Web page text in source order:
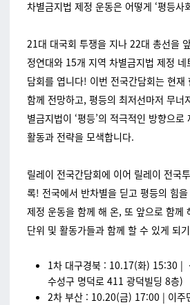
차별금지법 제정 운동은 어떻게 ‘평등사
21대 대국회 투쟁을 지나 22대 총선을
정연대와 15개 지역 차별금지법 제정
담회를 엽니다! 이번 전국간담회는 현재
함께 전망하고, 평등의 최저선마저 무너
별금지법이 ‘평등’의 적극적인 방향으
활동과 전략을 모색합니다.
릴레이 전국간담회에 이어 릴레이 전국
록! 전국에서 반차별을 딛고 평등의 힘
제정 운동을 함께 해 온, 또 앞으로 함께
단위 및 활동가들과 함께 할 수 있게 되
1차 대구경북 : 10.17(화) 15:30 |
수성구 명덕로 411 광덕빌딩 8층)
2차 부산 : 10.20(금) 17:00 | 이주